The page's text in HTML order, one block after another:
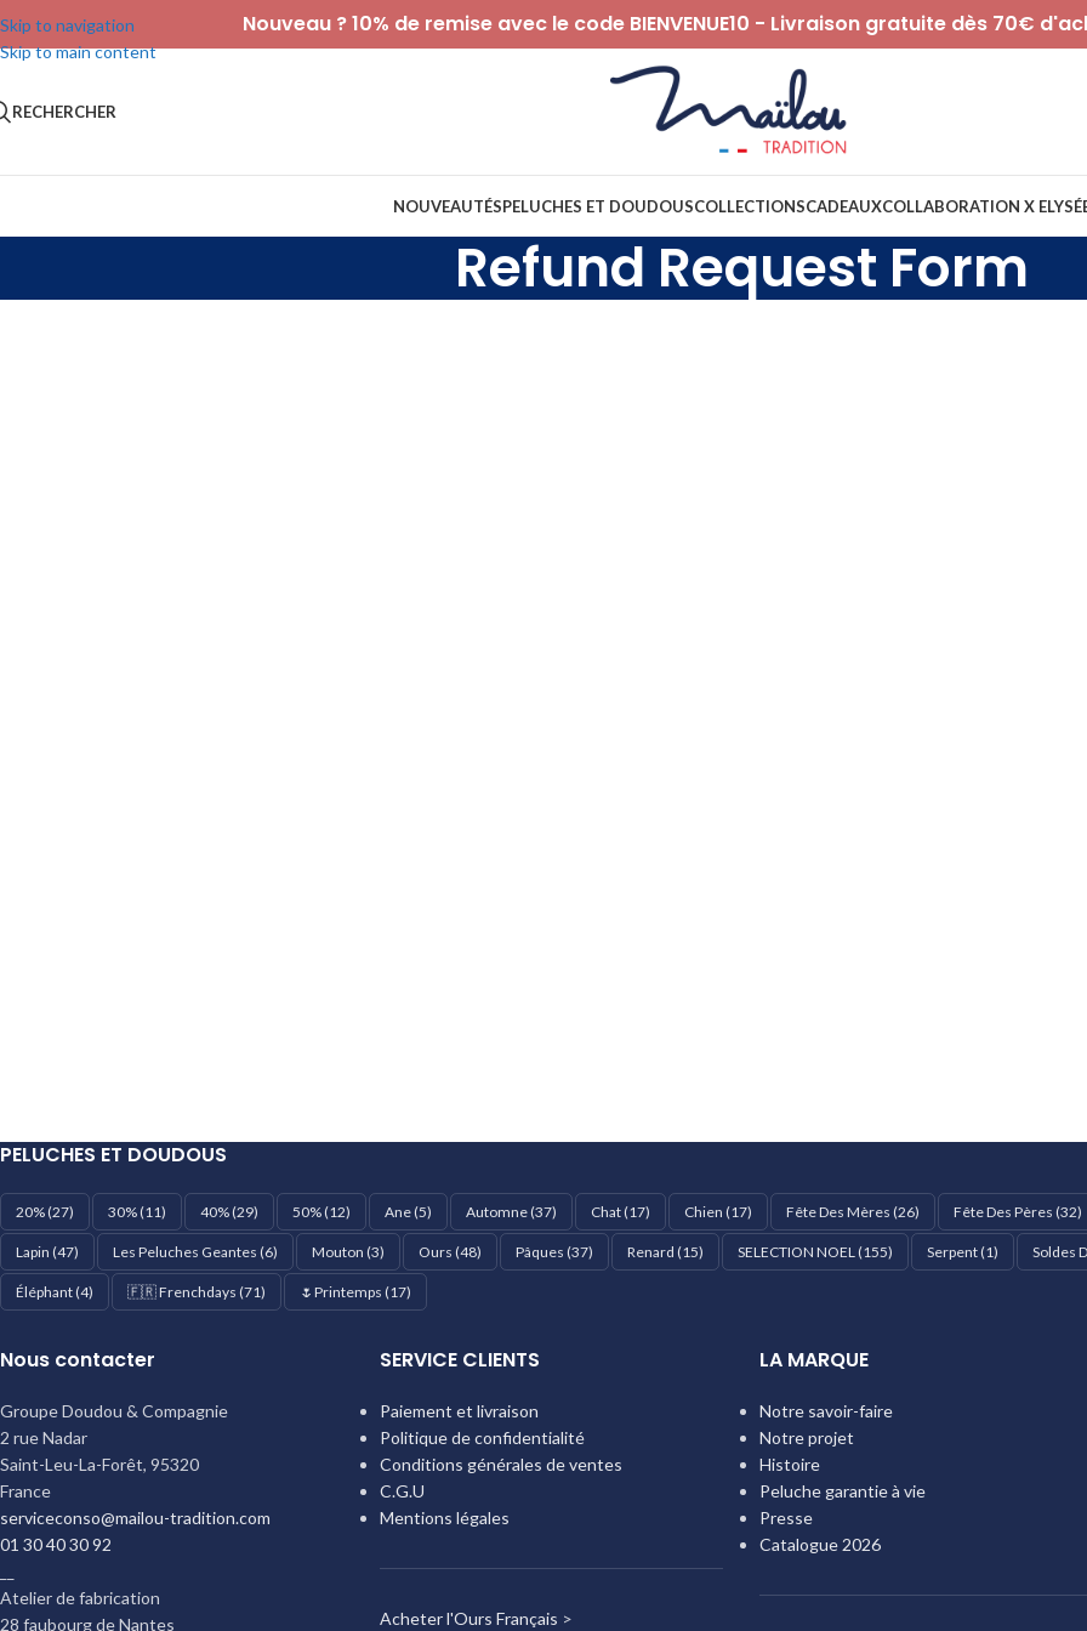
Skip to navigation
Skip to main content
Nouveau ? 10% de remise avec le code BIENVENUE10 - Livraison gratuite dès 70€
RECHERCHER
NOUVEAUTÉSPELUCHES ET DOUDOUSCOLLECTIONSCADEAUXCOLLABORATION X
Refund Request Form
PELUCHES ET DOUDOUS
20%(27) 30%(11) 40%(29) 50%(12) Ane(5) Automne(37) Chat(17) Chien (17) Fête Des Mères (26) Fête Des Pères (32)
Lapin (47) Les Peluches Geantes (6) Mouton (3) Ours (48) Pâques (37) Renard (15) SELECTION NOEL(155) Serpent(1) Soldes
Éléphant(4) 🇫🇷 Frenchdays (71) 🌷Printemps (17)
Nous contacter
Groupe Doudou & Compagnie
2 rue Nadar
Saint-Leu-La-Forêt, 95320
France
serviceconso@mailou-tradition.com
01 30 40 30 92
Atelier de fabrication
28 faubourg de Nantes
SERVICE CLIENTS
Paiement et livraison
Politique de confidentialité
Conditions générales de ventes
C.G.U
Mentions légales
Acheter l'Ours Français >
LA MARQUE
Notre savoir-faire
Notre projet
Histoire
Peluche garantie à vie
Presse
Catalogue 2026